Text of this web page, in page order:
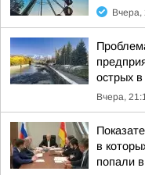
Вчера,
острых
Вчера,
в
попали